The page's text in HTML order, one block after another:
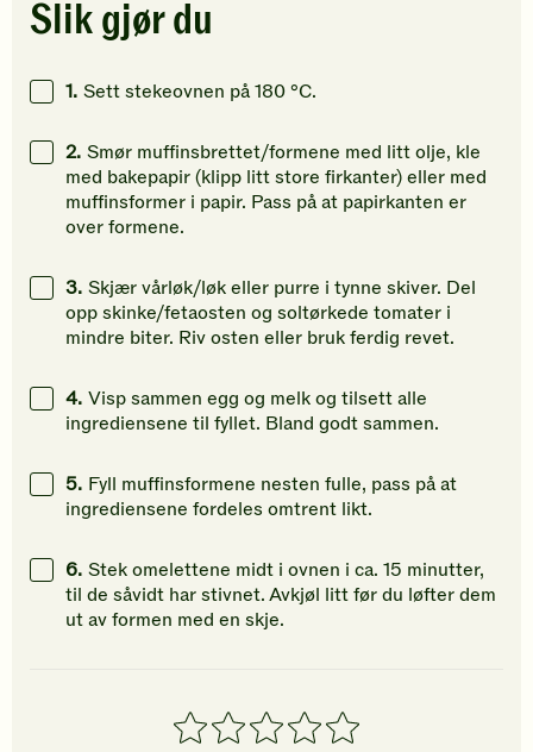
Klikk
å
gi
vurdering.
å
gi
vurdering.
Slik gjør du
1. Sett stekeovnen på 180 °C.
2. Smør muffinsbrettet/formene med litt olje, kle
med bakepapir (klipp litt store firkanter) eller med
muffinsformer i papir. Pass på at papirkanten er
over formene.
3. Skjær vårløk/løk eller purre i tynne skiver. Del
opp skinke/fetaosten og soltørkede tomater i
mindre biter. Riv osten eller bruk ferdig revet.
4. Visp sammen egg og melk og tilsett alle
ingrediensene til fyllet. Bland godt sammen.
5. Fyll muffinsformene nesten fulle, pass på at
ingrediensene fordeles omtrent likt.
6. Stek omelettene midt i ovnen i ca. 15 minutter,
til de såvidt har stivnet. Avkjøl litt før du løfter dem
ut av formen med en skje.
1
stjerner
2
stjerner
3
stjerner
4
stjerner
5
stjerner